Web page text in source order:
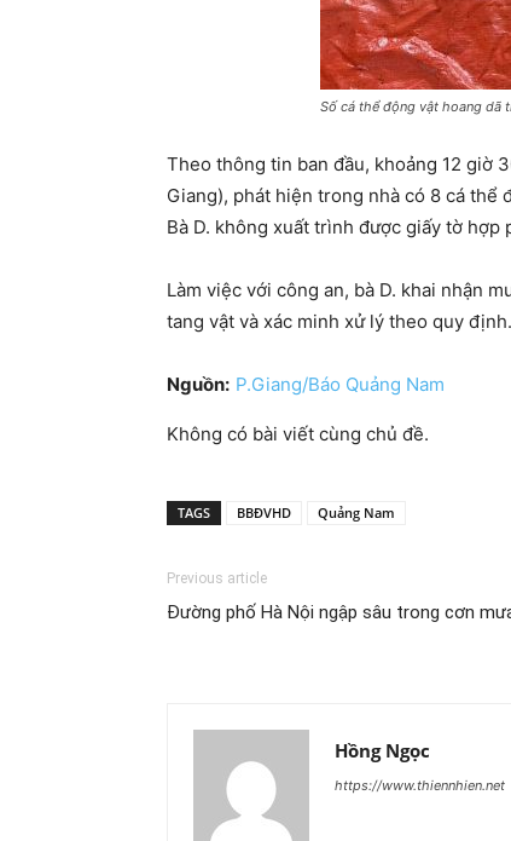
Số cá thể động vật hoang dã
Theo thông tin ban đầu, khoảng 12 giờ
Giang), phát hiện trong nhà có 8 cá thể
Bà D. không xuất trình được giấy tờ hợp
Làm việc với công an, bà D. khai nhận
tang vật và xác minh xử lý theo quy định.
Nguồn: P.Giang/Báo Quảng Nam
Không có bài viết cùng chủ đề.
TAGS BBĐVHD Quảng Nam
Previous article
Đường phố Hà Nội ngập sâu trong cơn
Hồng Ngọc
https://www.thiennhien.net